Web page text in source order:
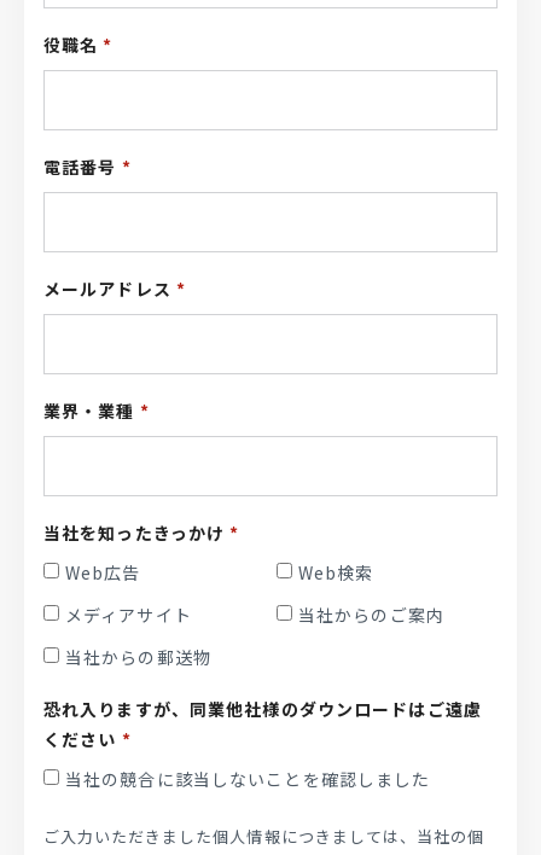
役職名*
電話番号 *
メールアドレス *
業界・業種 *
当社を知ったきっかけ*
Web広告
Web検索
メディアサイト
当社からのご案内
当社からの郵送物
恐れ入りますが、同業他社様のダウンロードはご遠慮
ください *
当社の競合に該当しないことを確認しました
ご入力いただきました個人情報につきましては、当社の個